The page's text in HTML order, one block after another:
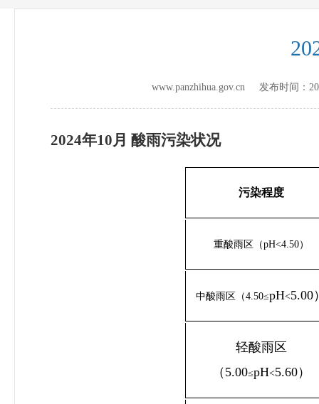
www.panzhihua.gov.cn 发布时间：
2024年10月 酸雨污染状况
污染程度
重酸雨区（pH<4.50）
中酸雨区（4.50≤pH<5.00
轻酸雨区
（5.00≤pH<5.60）